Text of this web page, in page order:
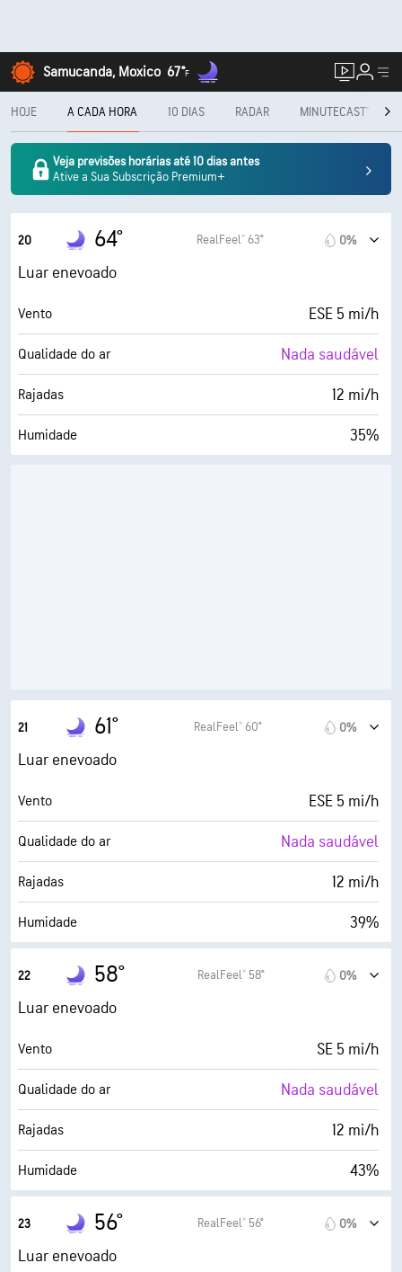
Samucanda, Moxico 67°F
HOJE A CADA HORA 10 DIAS RADAR MINUTECAST®
Veja previsões horárias até 10 dias antes
Ative a Sua Subscrição Premium+
20 64° RealFeel® 63° 0%
Luar enevoado
Vento ESE 5 mi/h
Qualidade do ar Nada saudável
Rajadas 12 mi/h
Humidade 35%
21 61° RealFeel® 60° 0%
Luar enevoado
Vento ESE 5 mi/h
Qualidade do ar Nada saudável
Rajadas 12 mi/h
Humidade 39%
Ponto de orvalho
AccuLumen Brightness Index™
Cobertura de nuvens 3%
Visibilidade 7 milhas
Teto de nuvens 30000 pés
22 58° RealFeel® 58° 0%
Luar enevoado
Vento SE 5 mi/h
Qualidade do ar Nada saudável
Rajadas 12 mi/h
Humidade 43%
Ponto de orvalho
AccuLumen Brightness Index™
23 56° RealFeel® 56° 0%
Luar enevoado